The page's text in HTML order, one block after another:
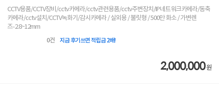
CCTV용품/CCTV장비/cctv카메라/cctv관련용품/cctv주변장치/IP네트워크카메라/동축
카메라/cctv설치/CCTV녹화기/감시카메라 / 실외용 / 불릿형 / 500만 화소 / 가변렌
즈-2.8~12mm
0건 지금 후기쓰면 적립금 2배!
2,000,000원